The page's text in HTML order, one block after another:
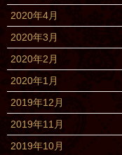
2020年4月
2020年3月
2020年2月
2020年1月
2019年12月
2019年11月
2019年10月